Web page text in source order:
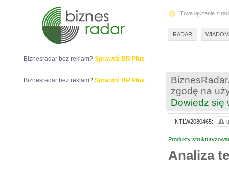
zgodę na
Dowiedz się
Produkty
Analiza
INTLW2080465:
Biznesradar bez reklam? Sprawdź BR Plus
Biznesradar bez reklam? Sprawdź BR Plus
Trwa łączenie z
RADAR